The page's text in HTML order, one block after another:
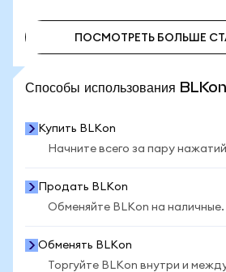
ПОСМОТРЕТЬ БОЛЬШЕ
Способы использования
Купить BLKon
Начните всего за пару
Продать BLKon
Обменяйте BLKon на наличные.
Обменять BLKon
Торгуйте BLKon внутри и